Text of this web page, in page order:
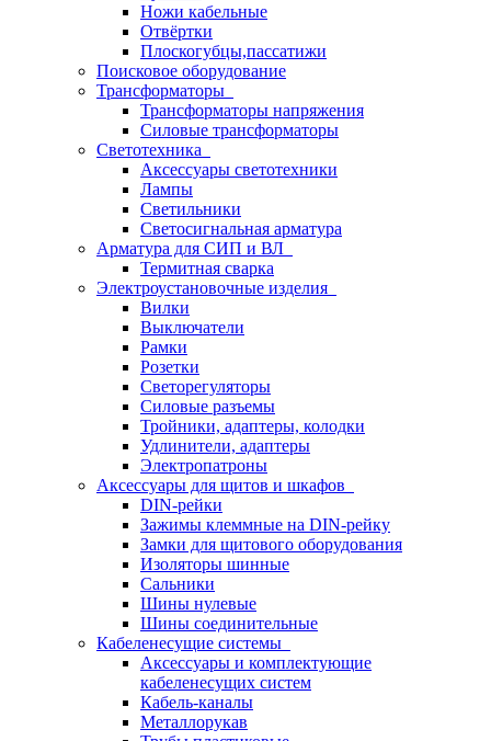
Ножи кабельные
Отвёртки
Плоскогубцы,пассатижи
Поисковое оборудование
Трансформаторы
Трансформаторы напряжения
Силовые трансформаторы
Светотехника
Аксессуары светотехники
Лампы
Светильники
Светосигнальная арматура
Арматура для СИП и ВЛ
Термитная сварка
Электроустановочные изделия
Вилки
Выключатели
Рамки
Розетки
Светорегуляторы
Силовые разъемы
Тройники, адаптеры, колодки
Удлинители, адаптеры
Электропатроны
Аксессуары для щитов и шкафов
DIN-рейки
Зажимы клеммные на DIN-рейку
Замки для щитового оборудования
Изоляторы шинные
Сальники
Шины нулевые
Шины соединительные
Кабеленесущие системы
Аксессуары и комплектующие
кабеленесущих систем
Кабель-каналы
Металлорукав